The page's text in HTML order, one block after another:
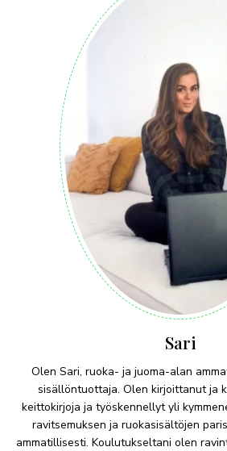
Sari
Olen Sari, ruoka- ja juoma-alan
sisällöntuottaja. Olen kirjoittanut ja
keittokirjoja ja työskennellyt yli
ravitsemuksen ja ruokasisältöjen
ammatillisesti. Koulutukseltani olen